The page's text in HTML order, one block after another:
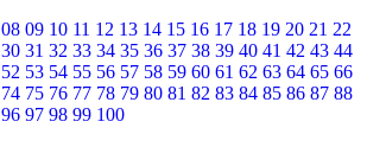
08 09 10 11 12 13 14 15 16 17 18 19 20 21 22
30 31 32 33 34 35 36 37 38 39 40 41 42 43 44
52 53 54 55 56 57 58 59 60 61 62 63 64 65 66
74 75 76 77 78 79 80 81 82 83 84 85 86 87 88
96 97 98 99 100